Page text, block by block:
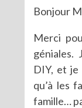
Bonjour
Merci
géniales.
DIY, et je
qu’à les
famille…